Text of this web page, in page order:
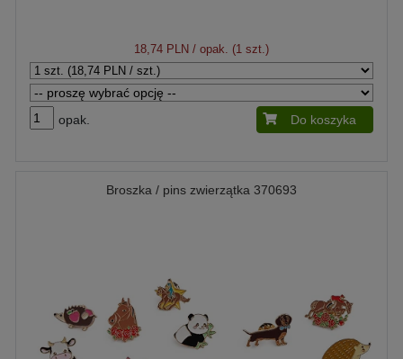
18,74 PLN / opak. (1 szt.)
opak. Do koszyka
Broszka / pins zwierzątka 370693